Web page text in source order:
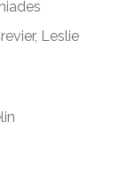
Leslie